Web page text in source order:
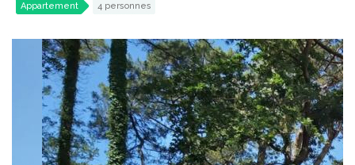
Appartement
4 personnes
Précédent